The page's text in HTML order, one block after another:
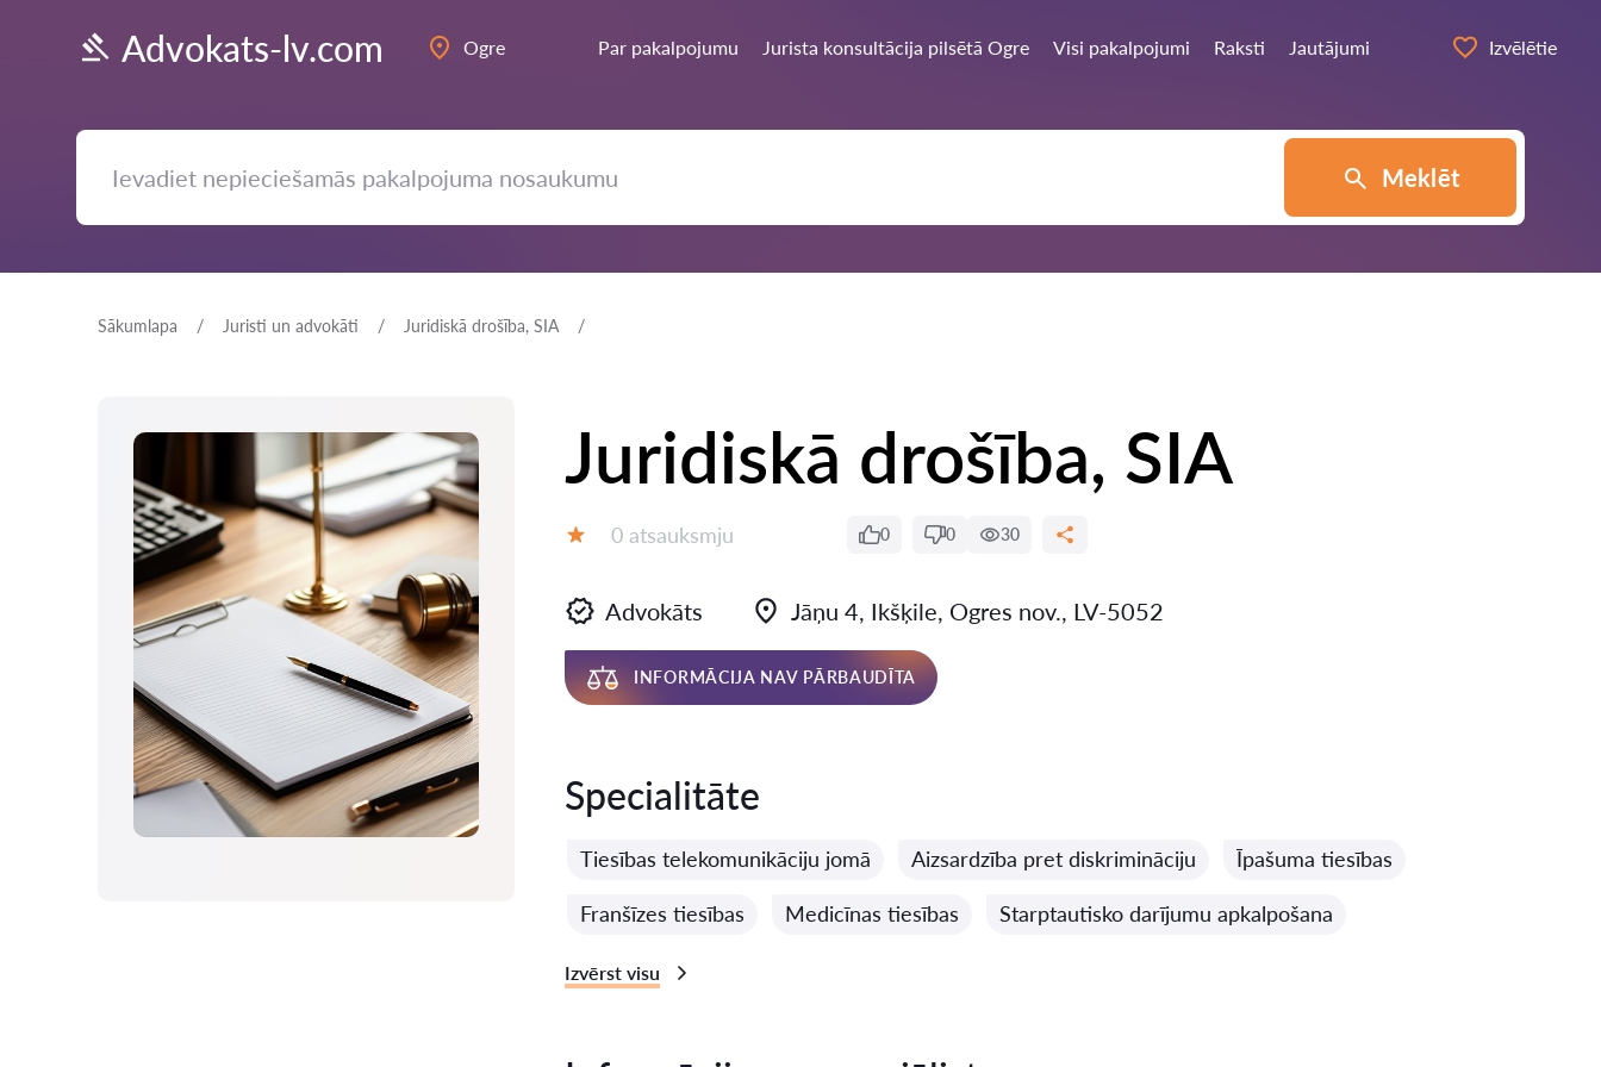
Advokats-lv.com Ogre Par pakalpojumu Jurista konsultācija pilsētā Ogre Visi pakalpojumi Raksti Jautājumi Izvēlētie
Meklēt
Sākumlapa Juristi un advokāti Juridiskā drošība, SIA
Juridiskā drošība, SIA
Atsauksmes:
0 atsauksmju 0 0 30
Advokāts Jāņu 4, Ikšķile, Ogres nov., LV-5052
INFORMĀCIJA NAV PĀRBAUDĪTA
Specialitāte
Tiesības telekomunikāciju jomā Aizsardzība pret diskrimināciju Īpašuma tiesības
Franšīzes tiesības Medicīnas tiesības Starptautisko darījumu apkalpošana
Izvērst visu